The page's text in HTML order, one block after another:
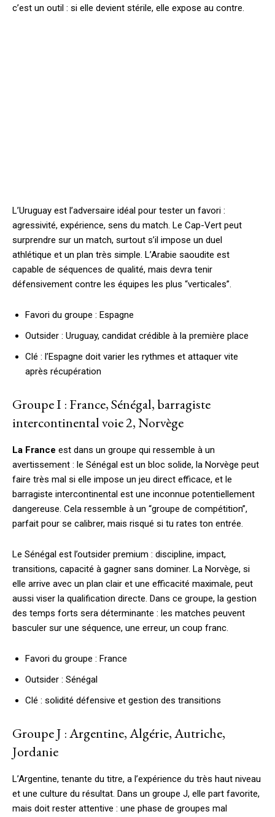
c’est un outil : si elle devient stérile, elle expose au contre.
L’Uruguay est l’adversaire idéal pour tester un favori :
agressivité, expérience, sens du match. Le Cap-Vert peut
surprendre sur un match, surtout s’il impose un duel
athlétique et un plan très simple. L’Arabie saoudite est
capable de séquences de qualité, mais devra tenir
défensivement contre les équipes les plus “verticales”.
Favori du groupe : Espagne
Outsider : Uruguay, candidat crédible à la première place
Clé : l’Espagne doit varier les rythmes et attaquer vite
après récupération
Groupe I : France, Sénégal, barragiste
intercontinental voie 2, Norvège
La France est dans un groupe qui ressemble à un
avertissement : le Sénégal est un bloc solide, la Norvège peut
faire très mal si elle impose un jeu direct efficace, et le
barragiste intercontinental est une inconnue potentiellement
dangereuse. Cela ressemble à un “groupe de compétition”,
parfait pour se calibrer, mais risqué si tu rates ton entrée.
Le Sénégal est l’outsider premium : discipline, impact,
transitions, capacité à gagner sans dominer. La Norvège, si
elle arrive avec un plan clair et une efficacité maximale, peut
aussi viser la qualification directe. Dans ce groupe, la gestion
des temps forts sera déterminante : les matches peuvent
basculer sur une séquence, une erreur, un coup franc.
Favori du groupe : France
Outsider : Sénégal
Clé : solidité défensive et gestion des transitions
Groupe J : Argentine, Algérie, Autriche,
Jordanie
L’Argentine, tenante du titre, a l’expérience du très haut niveau
et une culture du résultat. Dans un groupe J, elle part favorite,
mais doit rester attentive : une phase de groupes mal